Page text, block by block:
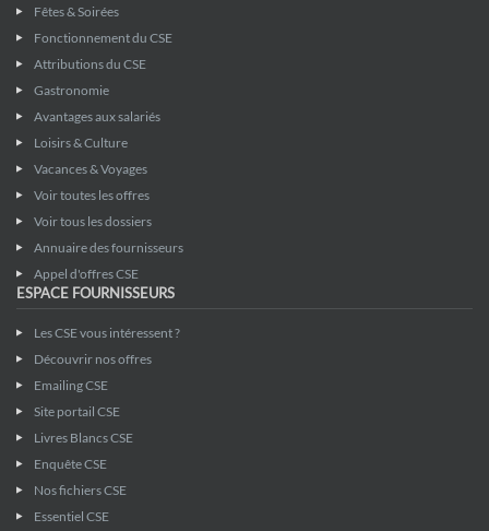
Fêtes & Soirées
Fonctionnement du CSE
Attributions du CSE
Gastronomie
Avantages aux salariés
Loisirs & Culture
Vacances & Voyages
Voir toutes les offres
Voir tous les dossiers
Annuaire des fournisseurs
Appel d'offres CSE
ESPACE FOURNISSEURS
Les CSE vous intéressent ?
Découvrir nos offres
Emailing CSE
Site portail CSE
Livres Blancs CSE
Enquête CSE
Nos fichiers CSE
Essentiel CSE